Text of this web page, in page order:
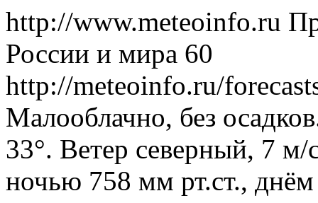
http://www.meteoinfo.ru
России и мира 60
http://meteoinfo.ru/
Малооблачно, без
33°. Ветер северный, 7
ночью 758 мм рт.ст.,